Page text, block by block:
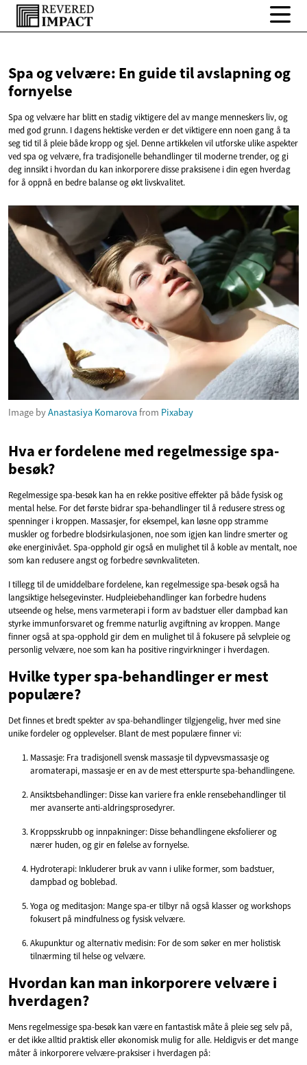
Spa og velvære: En guide til avslapningog
fornyelse
Spa og velvære har blitt en stadig viktigere del av mange menneskers liv, og
med god grunn. I dagens hektiske verden er det viktigere enn noen gang å ta
seg tid til å pleie både kropp og sjel. Denne artikkelen vil utforske ulike aspekter
ved spa og velvære, fra tradisjonelle behandlinger til moderne trender, og gi
deg innsikt i hvordan du kan inkorporere disse praksisene i din egen hverdag
for å oppnå en bedre balanse og økt livskvalitet.
Image byAnastasiya Komarovafrom Pixabay
Hva er fordelene med regelmessige spa-
besøk?
Regelmessige spa-besøk kan ha en rekke positive effekter på både fysisk og
mental helse. For det første bidrar spa-behandlinger til å redusere stress og
spenninger i kroppen. Massasjer, for eksempel, kan løsne opp stramme
muskler og forbedre blodsirkulasjonen, noe som igjen kan lindre smerter og
øke energinivået. Spa-opphold gir også en mulighet til å koble av mentalt, noe
som kan redusere angst og forbedre søvnkvaliteten.
I tillegg til de umiddelbare fordelene, kan regelmessige spa-besøk også ha
langsiktige helsegevinster. Hudpleiebehandlinger kan forbedre hudens
utseende og helse, mens varmeterapi i form av badstuer eller dampbad kan
styrke immunforsvaret og fremme naturlig avgiftning av kroppen. Mange
finner også at spa-opphold gir dem en mulighet til å fokusere på selvpleie og
personlig velvære, noe som kan ha positive ringvirkninger i hverdagen.
Hvilke typer spa-behandlinger er mest
populære?
Det finnes et bredt spekter av spa-behandlinger tilgjengelig, hver med sine
unike fordeler og opplevelser. Blant de mest populære finner vi:
Massasje: Fra tradisjonell svensk massasje til dypvevsmassasje og
aromaterapi, massasje er en av de mest etterspurte spa-behandlingene.
Ansiktsbehandlinger: Disse kan variere fra enkle rensebehandlinger til
mer avanserte anti-aldringsprosedyrer.
Kroppsskrubb og innpakninger: Disse behandlingene eksfolierer og
nærer huden, og gir en følelse av fornyelse.
Hydroterapi: Inkluderer bruk av vann i ulike former, som badstuer,
dampbad og boblebad.
Yoga og meditasjon: Mange spa-er tilbyr nå også klasser og workshops
fokusert på mindfulness og fysisk velvære.
Akupunktur og alternativ medisin: For de som søker en mer holistisk
tilnærming til helse og velvære.
Hvordan kan man inkorporere velvære i
hverdagen?
Mens regelmessige spa-besøk kan være en fantastisk måte å pleie seg selv på,
er det ikke alltid praktisk eller økonomisk mulig for alle. Heldigvis er det mange
måter å inkorporere velvære-praksiser i hverdagen på: